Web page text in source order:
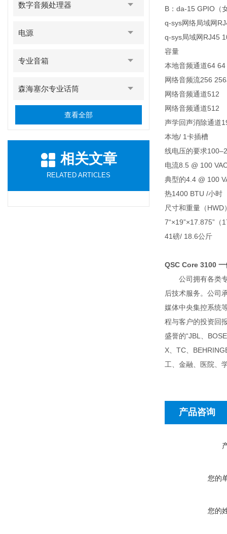
数字音频处理器
电源
专业音箱
森海塞尔专业话筒
查看全部
相关文章
RELATED ARTICLES
B：da-15 GPIO（
q-sys网络局域网
q-sys局域网RJ45
容量
本地音频通道64 64
网络音频流256
网络音频通道512
网络音频通道512
声学回声消除通道
本地/ 1卡插槽
线电压的要求
电流8.5 @ 100
典型的4.4 @ 100
热1400 BTU /小时
尺寸和重量（HWD
7“×19”×17.875”
41磅/ 18.6公斤
QSC Core 3100
公司拥有各类专
后技术服务。公司
媒体中央集控系统
程与客户的投资回
盛誉的“JBL、
X、TC、
工、金融、医院、
产品咨询
您的
您的